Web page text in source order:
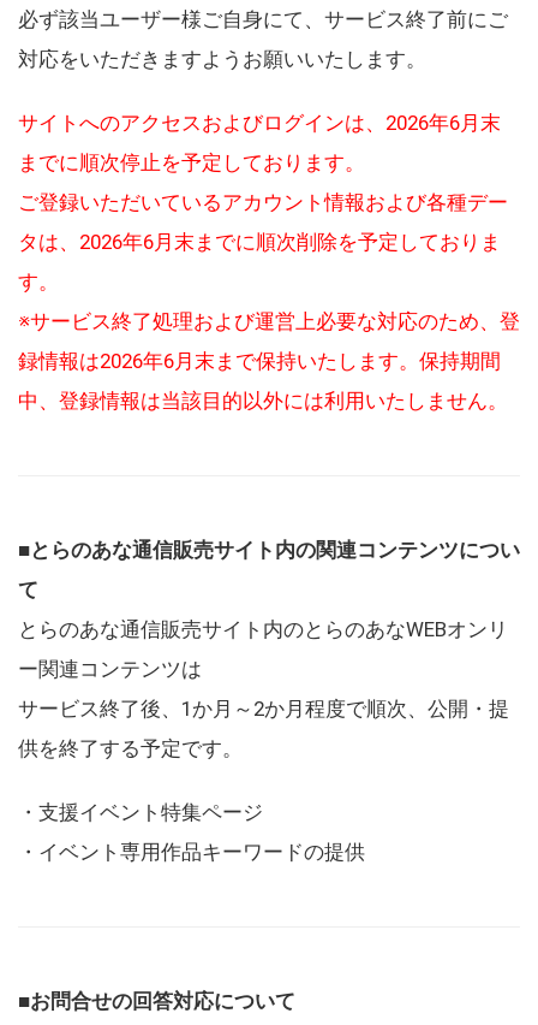
必ず該当ユーザー様ご自身にて、サービス終了前にご
対応をいただきますようお願いいたします。
サイトへのアクセスおよびログインは、2026年6月末
までに順次停止を予定しております。
ご登録いただいているアカウント情報および各種デー
タは、2026年6月末までに順次削除を予定しておりま
す。
※サービス終了処理および運営上必要な対応のため、登
録情報は2026年6月末まで保持いたします。保持期間
中、登録情報は当該目的以外には利用いたしません。
■とらのあな通信販売サイト内の関連コンテンツについ
て
とらのあな通信販売サイト内のとらのあなWEBオンリ
ー関連コンテンツは
サービス終了後、1か月～2か月程度で順次、公開・提
供を終了する予定です。
・支援イベント特集ページ
・イベント専用作品キーワードの提供
■お問合せの回答対応について